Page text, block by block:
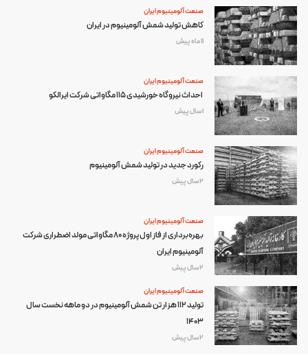
صنعت آلومینیوم ایران
کاهش تولید شمش آلومینیوم در ایران
11 ماه پیش
صنعت آلومینیوم ایران
احداث نیروگاه خورشیدی ۱۱۵ مگاواتی شرکت ایرالکو
1 سال پیش
صنعت آلومینیوم ایران
رکورد جدید در تولید شمش آلومینیوم
2 سال پیش
صنعت آلومینیوم ایران
بهره‌برداری از فاز اول پروژه ۸۰ مگاواتی مولد اضطراری شرکت
آلومینیوم ایران
2 سال پیش
صنعت آلومینیوم ایران
تولید 112 هزار تن شمش آلومینیوم در دو ماهه نخست سال
1403
2 سال پیش